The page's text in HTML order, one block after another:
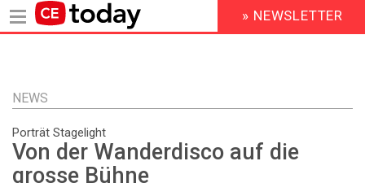
Inhalt
HEADER
MENU
» NEWSLETTER
NEWS
Porträt Stagelight
Von der Wanderdisco auf die
grosse Bühne